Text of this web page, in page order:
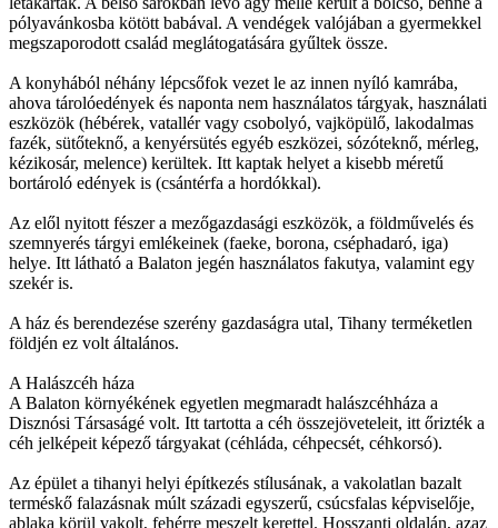
pólyavánkosba kötött babával. A vendégek valójában a gyermekkel
megszaporodott család meglátogatására gyűltek össze.
A konyhából néhány lépcsőfok vezet le az innen nyíló kamrába,
ahova tárolóedények és naponta nem használatos tárgyak, használati
eszközök (hébérek, vatallér vagy csobolyó, vajköpülő, lakodalmas
fazék, sütőteknő, a kenyérsütés egyéb eszközei, sózóteknő, mérleg,
kézikosár, melence) kerültek. Itt kaptak helyet a kisebb méretű
bortároló edények is (csántérfa a hordókkal).
Az elől nyitott fészer a mezőgazdasági eszközök, a földművelés és
szemnyerés tárgyi emlékeinek (faeke, borona, cséphadaró, iga)
helye. Itt látható a Balaton jegén használatos fakutya, valamint egy
szekér is.
A ház és berendezése szerény gazdaságra utal, Tihany terméketlen
földjén ez volt általános.
A Halászcéh háza
A Balaton környékének egyetlen megmaradt halászcéhháza a
Disznósi Társaságé volt. Itt tartotta a céh összejöveteleit, itt őrizték a
céh jelképeit képező tárgyakat (céhláda, céhpecsét, céhkorsó).
Az épület a tihanyi helyi építkezés stílusának, a vakolatlan bazalt
terméskő falazásnak múlt századi egyszerű, csúcsfalas képviselője,
ablaka körül vakolt, fehérre meszelt kerettel. Hosszanti oldalán, azaz